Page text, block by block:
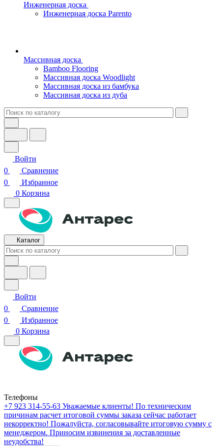
Инженерная доска
Инженерная доска Parento
Массивная доска
Bamboo Flooring
Массивная доска Woodlight
Массивная доска из бамбука
Массивная доска из дуба
Войти
0
Сравнение
0
Избранное
0 Корзина
Каталог
Войти
0
Сравнение
0
Избранное
0 Корзина
Телефоны
+7 923 314-55-63 Уважаемые клиенты! По техническим
причинам расчет итоговой суммы заказа сейчас работает
некорректно! Пожалуйста, согласовывайте итоговую сумму с
менеджером. Приносим извинения за доставленные
неудобства!